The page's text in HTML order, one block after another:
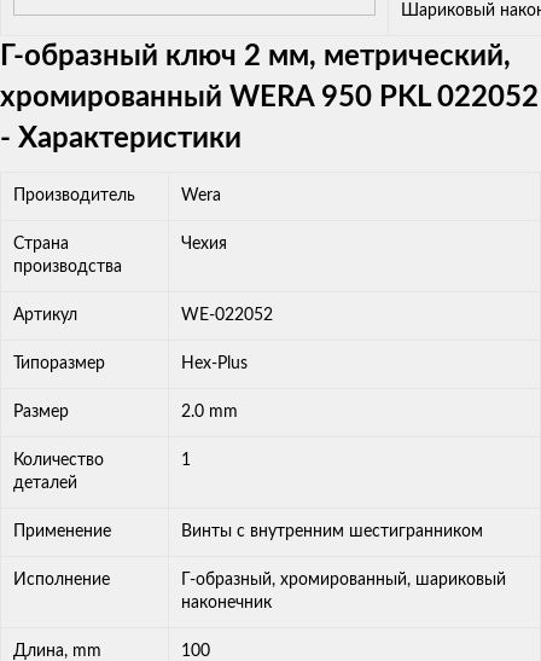
Шариковый
Г-образный ключ 2 мм, метрический,
хромированный WERA 950 PKL 022052
- Характеристики
Производитель Wera
Страна
производства
Чехия
Артикул WE-022052
Типоразмер Hex-Plus
Размер 2.0 mm
Количество
деталей
1
Применение Винты с внутренним шестигранником
Исполнение
Г-образный, хромированный, шариковый
наконечник
Длина, mm 100